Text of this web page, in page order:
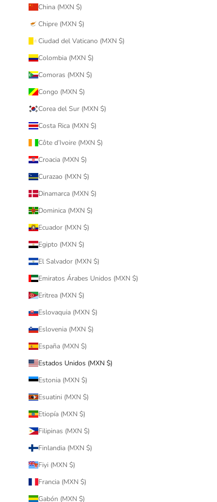
China (MXN $)
Chipre (MXN $)
Ciudad del Vaticano (MXN $)
Colombia (MXN $)
Comoras (MXN $)
Congo (MXN $)
Corea del Sur (MXN $)
Costa Rica (MXN $)
Côte d’Ivoire (MXN $)
Croacia (MXN $)
Curazao (MXN $)
Dinamarca (MXN $)
Dominica (MXN $)
Ecuador (MXN $)
Egipto (MXN $)
El Salvador (MXN $)
Emiratos Árabes Unidos (MXN $)
Eritrea (MXN $)
Eslovaquia (MXN $)
Eslovenia (MXN $)
España (MXN $)
Estados Unidos (MXN $)
Estonia (MXN $)
Esuatini (MXN $)
Etiopía (MXN $)
Filipinas (MXN $)
Finlandia (MXN $)
Fiyi (MXN $)
Francia (MXN $)
Gabón (MXN $)